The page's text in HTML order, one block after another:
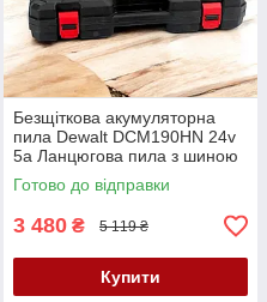
Безщіткова акумуляторна
пила Dewalt DCM190HN 24v
5а Ланцюгова пила з шиною
20 см та автоматичним
змащенням ланцюга
Готово до відправки
3 480 ₴ 5 119 ₴
Купити